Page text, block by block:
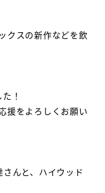
クスの新作などを飲
！
援をよろしくお願い
んと、ハイウッド